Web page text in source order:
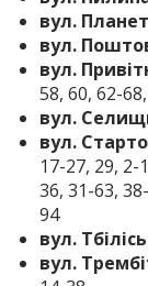
вул.
вул.
вул.
58, 60, 62-
вул.
вул.
17-27, 29, 2-
36, 31-63,
94
вул.
вул.